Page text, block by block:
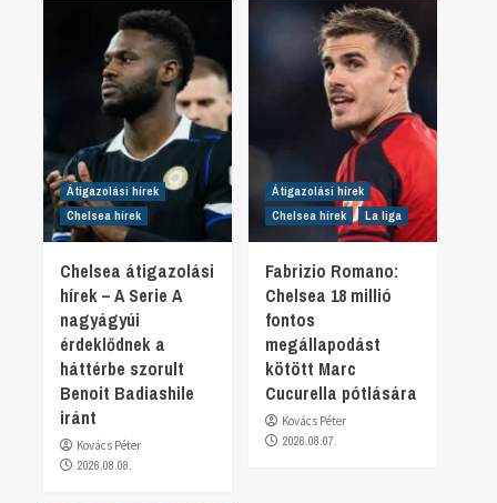
Átigazolási hírek
Chelsea hírek
Chelsea átigazolási
hírek – A Serie A
nagyágyúi
érdeklődnek a
háttérbe szorult
Benoit Badiashile
iránt
Kovács Péter
2026.08.08.
Átigazolási hírek
Chelsea hírek
La liga
Fabrizio Romano:
Chelsea 18 millió
fontos
megállapodást
kötött Marc
Cucurella pótlására
Kovács Péter
2026.08.07.